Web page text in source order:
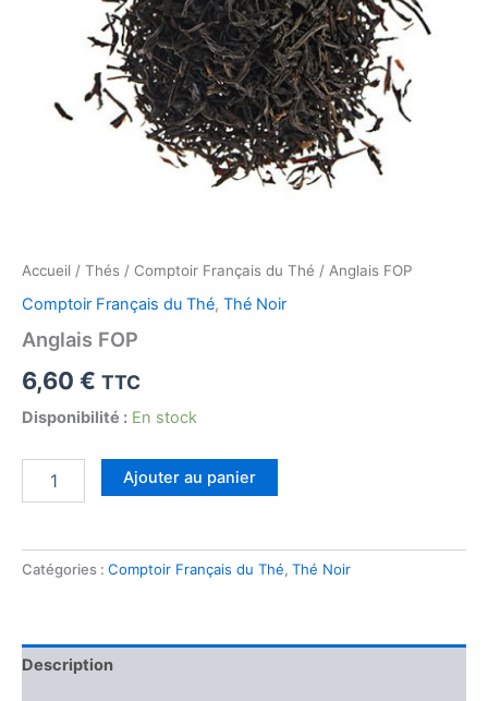
Accueil / Thés / Comptoir Français du Thé / Anglais FOP
Comptoir Français du Thé, Thé Noir
Anglais FOP
6,60 € TTC
Disponibilité : En stock
Ajouter au panier
Catégories : Comptoir Français du Thé, Thé Noir
Description